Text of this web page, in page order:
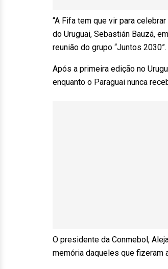
“A Fifa tem que vir para
do Uruguai, Sebastián Bauzá,
reunião do grupo “Juntos 2030”.
Após a primeira edição no
enquanto o Paraguai nunca
O presidente da Conmebol,
memória daqueles que fizeram